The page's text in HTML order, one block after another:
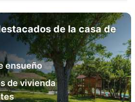
de la casa de
ensueño
de vivienda